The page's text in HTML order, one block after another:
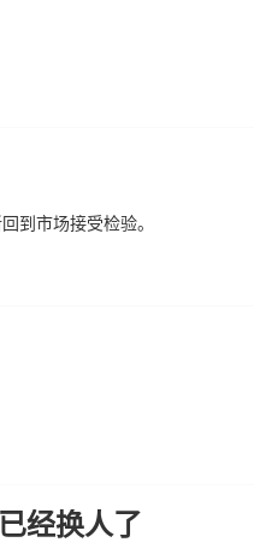
到市场接受检验。
经换人了